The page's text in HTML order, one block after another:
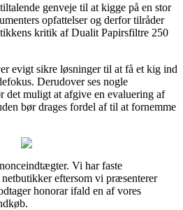
genveje til at kigge på en stor
opfattelser og derfor tilråder
kritik af Dualit Papirsfiltre 250
evigt sikre løsninger til at få et kig ind
Derudover ses nogle
det muligt at afgive en evaluering af
bør drages fordel af til at fornemme
Vi har faste
eftersom vi præsenterer
honorar ifald en af vores